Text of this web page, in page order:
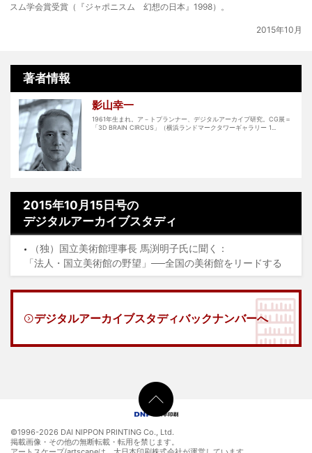
スム学会賞受賞（『ジャポニスム 幻想の日本』1998）。
2015年10月
著者情報
影山幸一
1961年生まれ。ア－トプランナー、デジタルアーカイブ研究。CG展＝
「3D BRAIN CIRCUS」（横浜ランドマークタワーギャラリー 1...
2015年10月15日号の
デジタルアーカイブスタディ
（独）国立美術館理事長 馬渕明子氏に聞く：
「法人・国立美術館の野望」──全国の美術館をリードする
デジタルアーカイブスタディバックナンバーへ
©1996-2026 DAI NIPPON PRINTING Co., Ltd.
掲載画像・その他の無断転載・転用を禁じます。